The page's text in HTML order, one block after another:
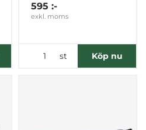
595 :-
exkl. moms
st Köp nu